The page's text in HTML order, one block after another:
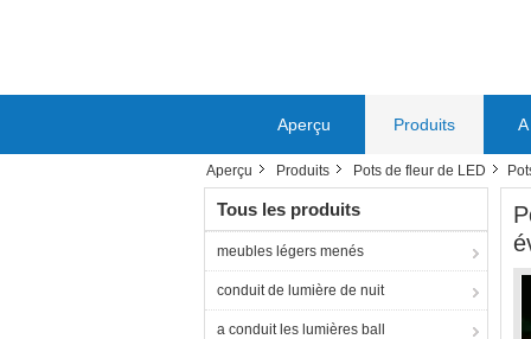
Aperçu Produits
Aperçu Produits Pots de fleur de LED
Tous les produits
meubles légers menés
conduit de lumière de nuit
a conduit les lumières ball